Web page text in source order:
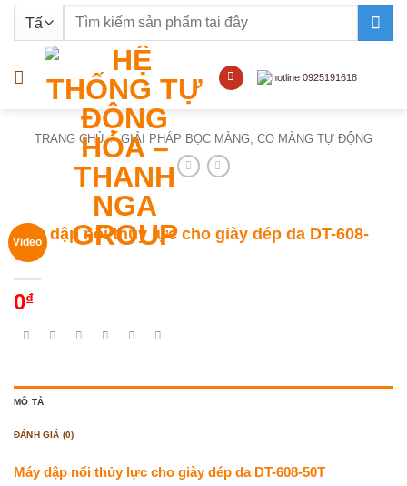
nội
Tìm
TRANG CHỦ / GIẢI PHÁP BỌC MÀNG, CO MÀNG TỰ ĐỘNG
Video
Máy dập nổi thủy lực cho giày dép da DT-608-
50T
0₫
MÔ TẢ
ĐÁNH GIÁ (0)
Máy dập nổi thủy lực cho giày dép da DT-608-50T